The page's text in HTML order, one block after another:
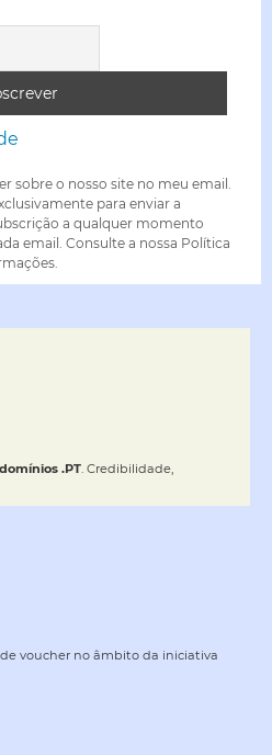
sobre o nosso site no meu email.
para enviar a
a qualquer momento
email. Consulte a nossa Política
domínios .PT . Credibilidade,
de voucher no âmbito da iniciativa